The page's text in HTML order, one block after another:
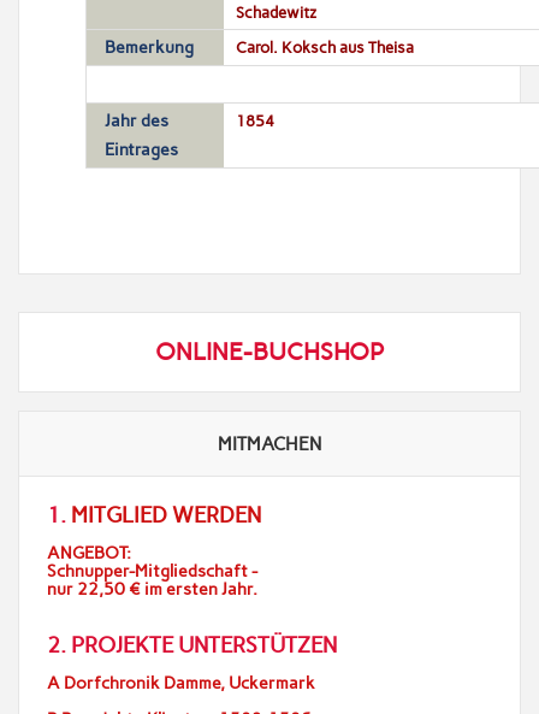
Schadewitz
Bemerkung Carol. Koksch aus Theisa
Jahr des
Eintrages
1854
ONLINE-BUCHSHOP
MITMACHEN
1. MITGLIED WERDEN
ANGEBOT:
Schnupper-Mitgliedschaft -
nur 22,50 € im ersten Jahr.
2. PROJEKTE UNTERSTÜTZEN
A Dorfchronik Damme, Uckermark